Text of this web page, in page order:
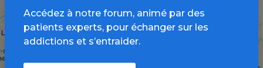
Accédez à notre forum, animé par des
patients experts, pour échanger sur les
addictions et s’entraider.